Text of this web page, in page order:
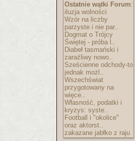
Ostatnie wątki Forum:
iluzja wolności
Wzór na liczby
parzyste i nie par..
Dogmat o Trójcy
Świętej - próba l..
Diabeł tasmański i
zaraźliwy nowo..
Sześcienne odchody-to
jednak możl..
Wszechświat
przygotowany na
więce..
Własność, podatki i
kryzys: syste..
Football i "okolice"
oraz aktorst..
zakazane jabłko z raju